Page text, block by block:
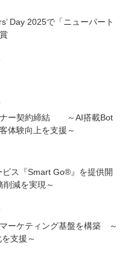
Day 2025で「ニューパート
ナー契約締結 ～AI搭載Bot
体験向上を支援～
ス『Smart Go®』を提供開
減を実現～
ーケティング基盤を構築 ～
支援～